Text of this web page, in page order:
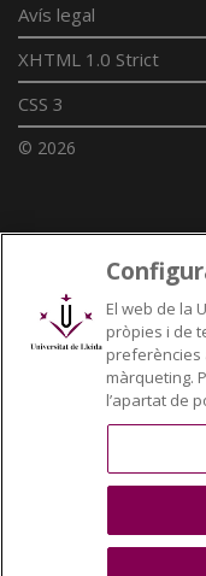
Avís legal
XHTML 1.0 Strict
CSS 3
© 2026
Xarxes
El web de la
pròpies i de
preferències
màrqueting.
l’apartat de